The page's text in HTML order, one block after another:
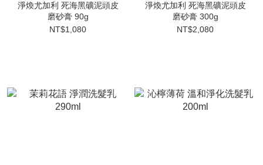
淨煥尤加利 死海黑礦泥頭皮
磨砂膏 90g
NT$1,080
淨煥尤加利 死海黑礦泥頭皮
磨砂膏 300g
NT$2,080